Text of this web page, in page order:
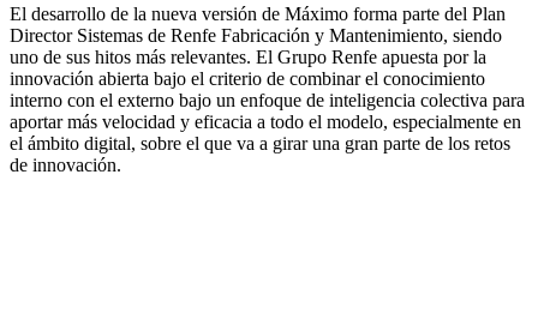
El desarrollo de la nueva versión de Máximo forma parte del Plan
Director Sistemas de Renfe Fabricación y Mantenimiento, siendo
uno de sus hitos más relevantes. El Grupo Renfe apuesta por la
innovación abierta bajo el criterio de combinar el conocimiento
interno con el externo bajo un enfoque de inteligencia colectiva para
aportar más velocidad y eficacia a todo el modelo, especialmente en
el ámbito digital, sobre el que va a girar una gran parte de los retos
de innovación.